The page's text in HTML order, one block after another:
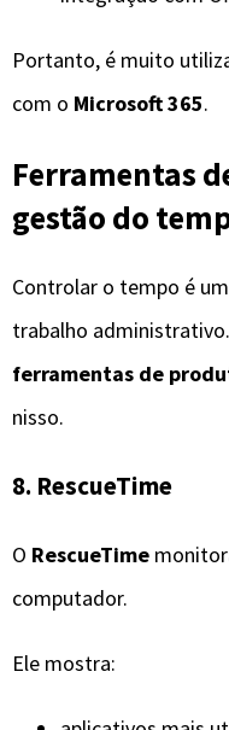
Portanto, é muito
com o Microsoft 365.
Ferramentas
gestão do
Controlar o tempo é
trabalho
ferramentas de
nisso.
8. RescueTime
O RescueTime
computador.
Ele mostra: